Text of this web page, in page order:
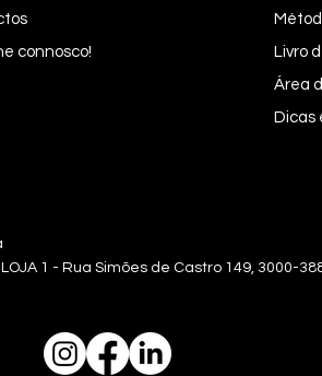
connosco!
Livro
Área
Dicas
- Rua Simões de Castro 149, 3000-388